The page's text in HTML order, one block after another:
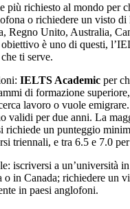
più richiesto al mondo per
o richiedere un visto
Regno Unito, Australia,
è uno di questi,
ti serve.
IELTS Academic per
di formazione
lavoro o vuole
validi per due anni. La
richiede un punteggio
triennali, e tra 6.5 e 7.0
iscriversi a un’università
in Canada; richiedere un
in paesi anglofoni.